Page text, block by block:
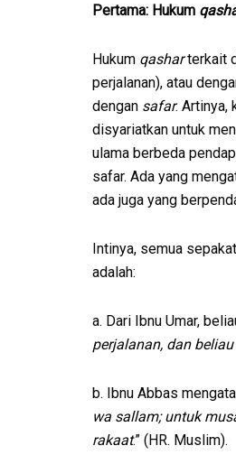
Pertama: Hukum
Hukum qasharterkait
perjalanan), atau
dengan safar. Artinya,
disyariatkan untuk
ulama berbeda
safar. Ada yang
ada juga yang
Intinya, semua
adalah:
a. Dari Ibnu Umar,
perjalanan, dan
b. Ibnu Abbas
wa sallam; untuk
rakaat.” (HR. Muslim).